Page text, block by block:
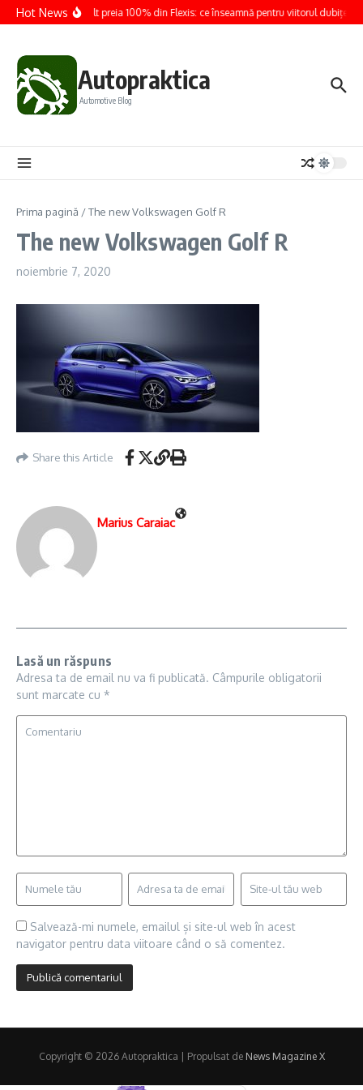
Sari la conținut
Hot NewsRenault preia 100% din Flexis: ce înseamnă pentru viitorul dubițelor
Autopraktica
Automotive Blog
Prima pagină /The new Volkswagen Golf R
The new Volkswagen Golf R
noiembrie 7, 2020
Share this Article
Marius Caraiac
Lasă un răspuns
Adresa ta de email nu va fi publicată. Câmpurile obligatorii
sunt marcate cu *
Salvează-mi numele, emailul și site-ul web în acest
navigator pentru data viitoare când o să comentez.
Copyright © 2026 Autopraktica | Propulsat de News Magazine X